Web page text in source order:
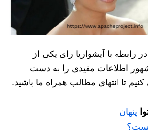
در رابطه با آیشواریا رای یکی از
اطلاعات مفیدی را به دست
کنیم تا انتهای مطالب همراه ما باشید.
پنهان